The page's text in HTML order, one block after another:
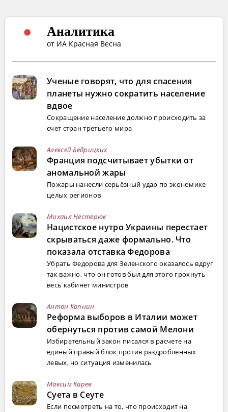
Аналитика
от ИА Красная Весна
Ученые говорят, что для спасения
планеты нужно сократить население
вдвое
Сокращение население должно происходить за
счет стран третьего мира
Алексей Бедрицких
Франция подсчитывает убытки от
аномальной жары
Пожары нанесли серьёзный удар по экономике
целых регионов
Михаил Нестерюк
Нацистское нутро Украины перестает
скрываться даже формально. Что
показала отставка Федорова
Убрать Федорова для Зеленского оказалось вдруг
так важно, что он готов был для этого грохнуть
весь кабинет министров
Антон Копнин
Реформа выборов в Италии может
обернуться против самой Мелони
Избирательный закон писался в расчете на
единый правый блок против раздробленных
левых, но ситуация изменилась
Максим Карев
Суета в Сеуте
Если посмотреть на то, что происходит на